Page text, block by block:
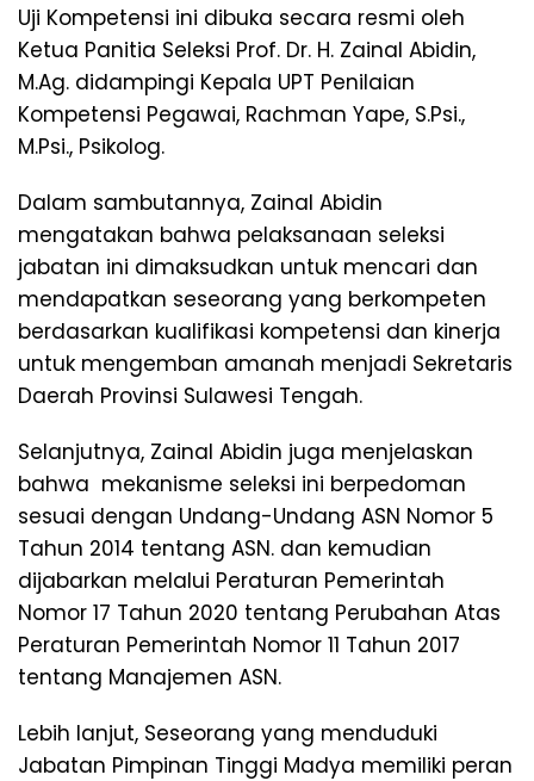
Uji Kompetensi ini dibuka secara resmi oleh
Ketua Panitia Seleksi Prof. Dr. H. Zainal Abidin,
M.Ag. didampingi Kepala UPT Penilaian
Kompetensi Pegawai, Rachman Yape, S.Psi.,
M.Psi., Psikolog.
Dalam sambutannya, Zainal Abidin
mengatakan bahwa pelaksanaan seleksi
jabatan ini dimaksudkan untuk mencari dan
mendapatkan seseorang yang berkompeten
berdasarkan kualifikasi kompetensi dan kinerja
untuk mengemban amanah menjadi Sekretaris
Daerah Provinsi Sulawesi Tengah.
Selanjutnya, Zainal Abidin juga menjelaskan
bahwa mekanisme seleksi ini berpedoman
sesuai dengan Undang-Undang ASN Nomor 5
Tahun 2014 tentang ASN. dan kemudian
dijabarkan melalui Peraturan Pemerintah
Nomor 17 Tahun 2020 tentang Perubahan Atas
Peraturan Pemerintah Nomor 11 Tahun 2017
tentang Manajemen ASN.
Lebih lanjut, Seseorang yang menduduki
Jabatan Pimpinan Tinggi Madya memiliki peran